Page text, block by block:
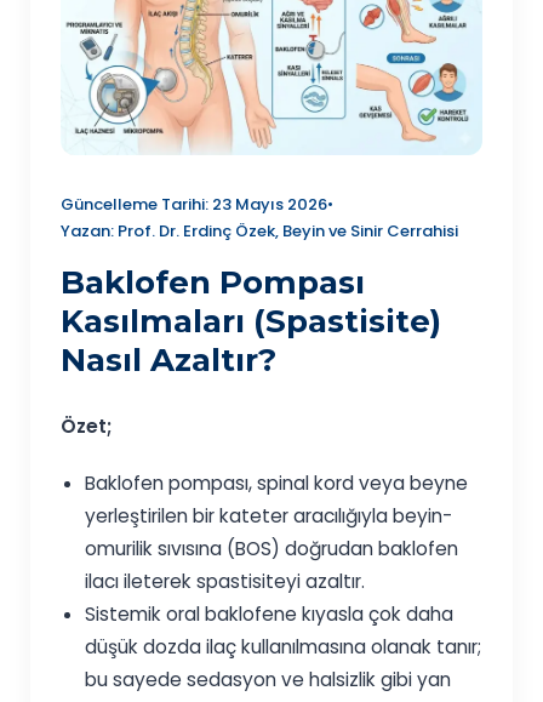
Güncelleme Tarihi: 23 Mayıs 2026•
Yazan: Prof. Dr. Erdinç Özek, Beyin ve Sinir Cerrahisi
Baklofen Pompası
Kasılmaları (Spastisite)
Nasıl Azaltır?
Özet;
Baklofen pompası, spinal kord veya beyne
yerleştirilen bir kateter aracılığıyla beyin-
omurilik sıvısına (BOS) doğrudan baklofen
ilacı ileterek spastisiteyi azaltır.
Sistemik oral baklofene kıyasla çok daha
düşük dozda ilaç kullanılmasına olanak tanır;
bu sayede sedasyon ve halsizlik gibi yan